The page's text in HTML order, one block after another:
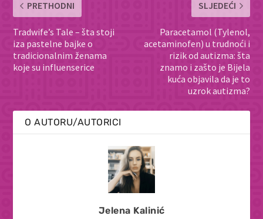
PRETHODNI
Tradwife’s Tale – šta stoji
iza pastelne bajke o
tradicionalnim ženama
koje su influenserice
SLJEDEĆI
Paracetamol (Tylenol,
acetaminofen) u trudnoći i
rizik od autizma: šta
znamo i zašto je Bijela
kuća objavila da je to
uzrok autizma?
O AUTORU/AUTORICI
Jelena Kalinić